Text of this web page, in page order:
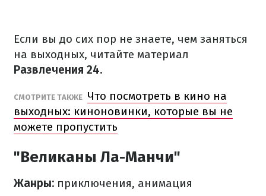
Если вы до сих пор не знаете, чем заняться
на выходных, читайте материал
Развлечения 24.
СМОТРИТЕ ТАКЖЕ Что посмотреть в кино на
выходных: киноновинки, которые вы не
можете пропустить
"Великаны Ла-Манчи"
Жанры: приключения, анимация